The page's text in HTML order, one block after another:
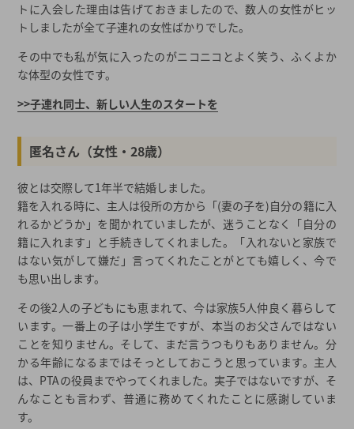
トに入会した理由は告げておきましたので、数人の女性がヒッ
トしましたが全て子連れの女性ばかりでした。
その中でも私が気に入ったのがニコニコとよく笑う、ふくよか
な体型の女性です。
>>子連れ同士、新しい人生のスタートを
匿名さん（女性・28歳）
彼とは交際して1年半で結婚しました。
籍を入れる時に、主人は役所の方から「(妻の子を)自分の籍に入
れるかどうか」を聞かれていましたが、迷うことなく「自分の
籍に入れます」と手続きしてくれました。「入れないと家族で
はない気がして嫌だ」言ってくれたことがとても嬉しく、今で
も思い出します。
その後2人の子どもにも恵まれて、今は家族5人仲良く暮らして
います。一番上の子は小学生ですが、本当のお父さんではない
ことを知りません。そして、まだ言うつもりもありません。分
かる年齢になるまではそっとしておこうと思っています。主人
は、PTAの役員までやってくれました。実子ではないですが、そ
んなことも言わず、普通に務めてくれたことに感謝していま
す。